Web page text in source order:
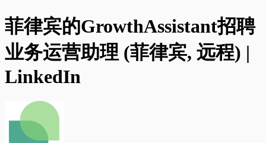
菲律宾的GrowthAssistant招聘
业务运营助理 (菲律宾, 远程) |
LinkedIn